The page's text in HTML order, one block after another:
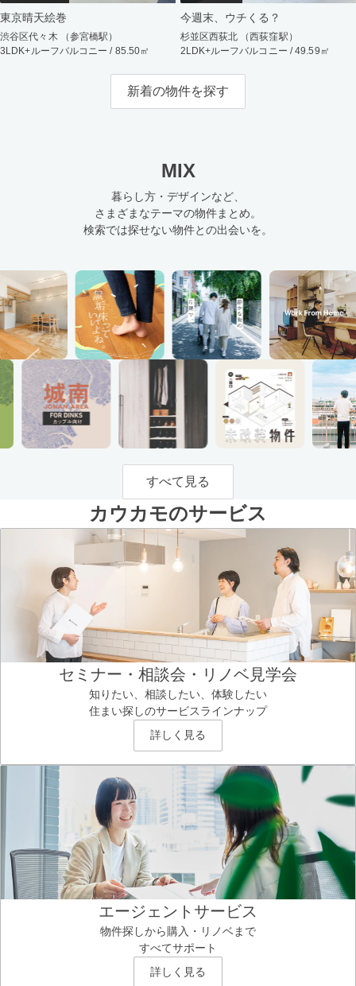
東京晴天絵巻
渋谷区代々木 （参宮橋駅）
3LDK+ルーフバルコニー / 85.50㎡
今週末、ウチくる？
杉並区西荻北 （西荻窪駅）
2LDK+ルーフバルコニー / 49.59㎡
新着の物件を探す
MIX
暮らし方・デザインなど、
さまざまなテーマの物件まとめ。
検索では探せない物件との出会いを。
すべて見る
カウカモのサービス
セミナー・相談会・リノベ見学会
知りたい、相談したい、体験したい
住まい探しのサービスラインナップ
詳しく見る
エージェントサービス
物件探しから購入・リノベまで
すべてサポート
詳しく見る